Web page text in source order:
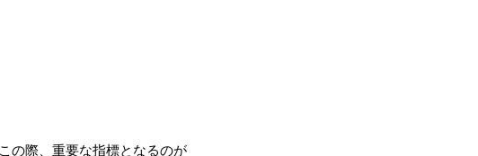
の際、重要な指標となるのが